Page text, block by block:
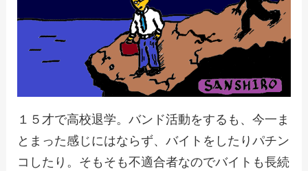
１５才で高校退学。バンド活動をするも、今一ま
とまった感じにはならず、バイトをしたりパチン
コしたり。そもそも不適合者なのでバイトも長続